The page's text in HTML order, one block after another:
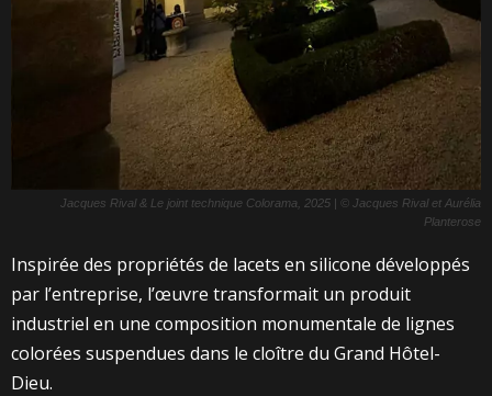
Jacques Rival & Le joint technique Colorama, 2025 | © Jacques Rival et Aurélia
Planterose
Inspirée des propriétés de lacets en silicone développés
par l’entreprise, l’œuvre transformait un produit
industriel en une composition monumentale de lignes
colorées suspendues dans le cloître du Grand Hôtel-
Dieu.